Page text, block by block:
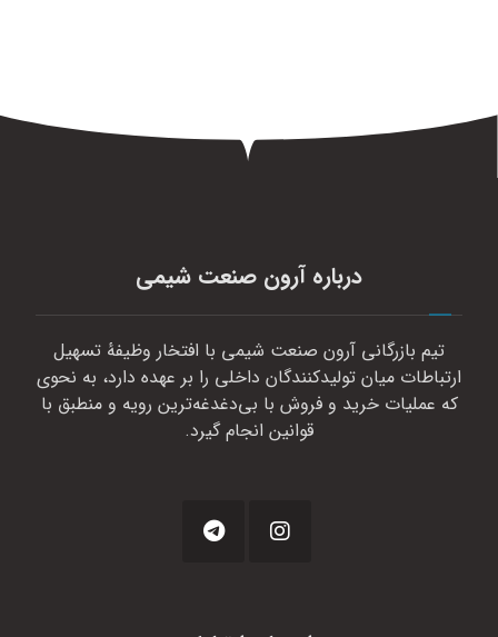
درباره آرون صنعت شیمی
تیم بازرگانی آرون صنعت شیمی با افتخار وظیفهٔ تسهیل
ارتباطات میان تولیدکنندگان داخلی را بر عهده دارد، به نحوی
که عملیات خرید و فروش با بی‌دغدغه‌ترین رویه و منطبق با
قوانین انجام گیرد.